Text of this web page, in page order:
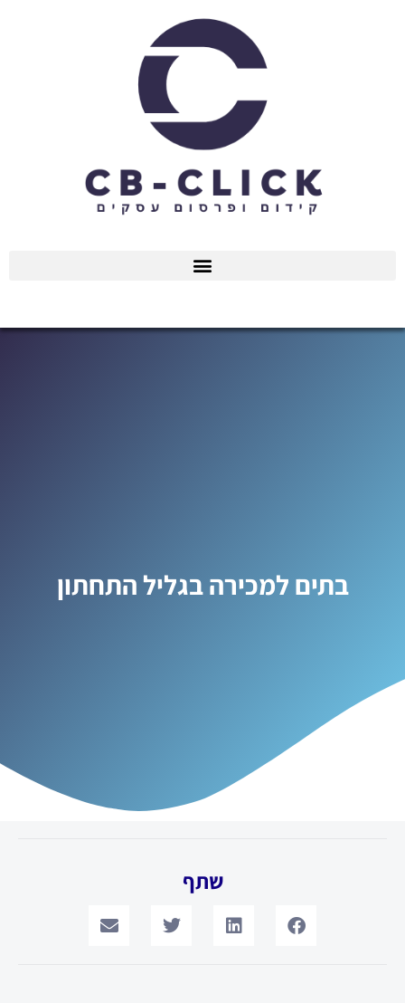
בתים למכירה בגליל התחתון
שתף